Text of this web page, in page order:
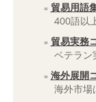
貿易用語
400語以
貿易実務
ベテラン
海外展開
海外市場